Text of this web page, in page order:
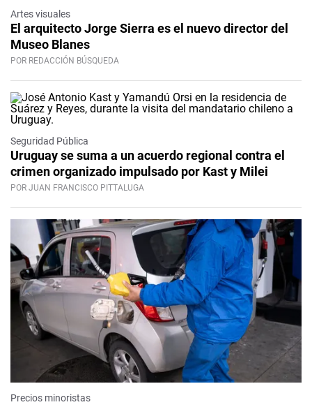
Artes visuales
El arquitecto Jorge Sierra es el nuevo director del
Museo Blanes
POR REDACCIÓN BÚSQUEDA
Seguridad Pública
Uruguay se suma a un acuerdo regional contra el
crimen organizado impulsado por Kast y Milei
POR JUAN FRANCISCO PITTALUGA
Precios minoristas